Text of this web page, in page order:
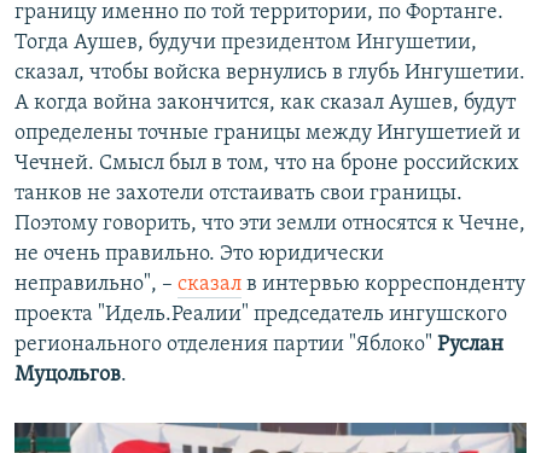
границу именно по той территории, по Фортанге.
Тогда Аушев, будучи президентом Ингушетии,
сказал, чтобы войска вернулись в глубь Ингушетии.
А когда война закончится, как сказал Аушев, будут
определены точные границы между Ингушетией и
Чечней. Смысл был в том, что на броне российских
танков не захотели отстаивать свои границы.
Поэтому говорить, что эти земли относятся к Чечне,
не очень правильно. Это юридически
неправильно", – сказал в интервью корреспонденту
проекта "Идель.Реалии" председатель ингушского
регионального отделения партии "Яблоко" Руслан
Муцольгов.